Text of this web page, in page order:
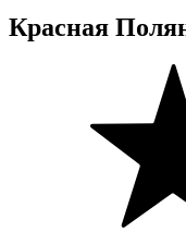
Красная